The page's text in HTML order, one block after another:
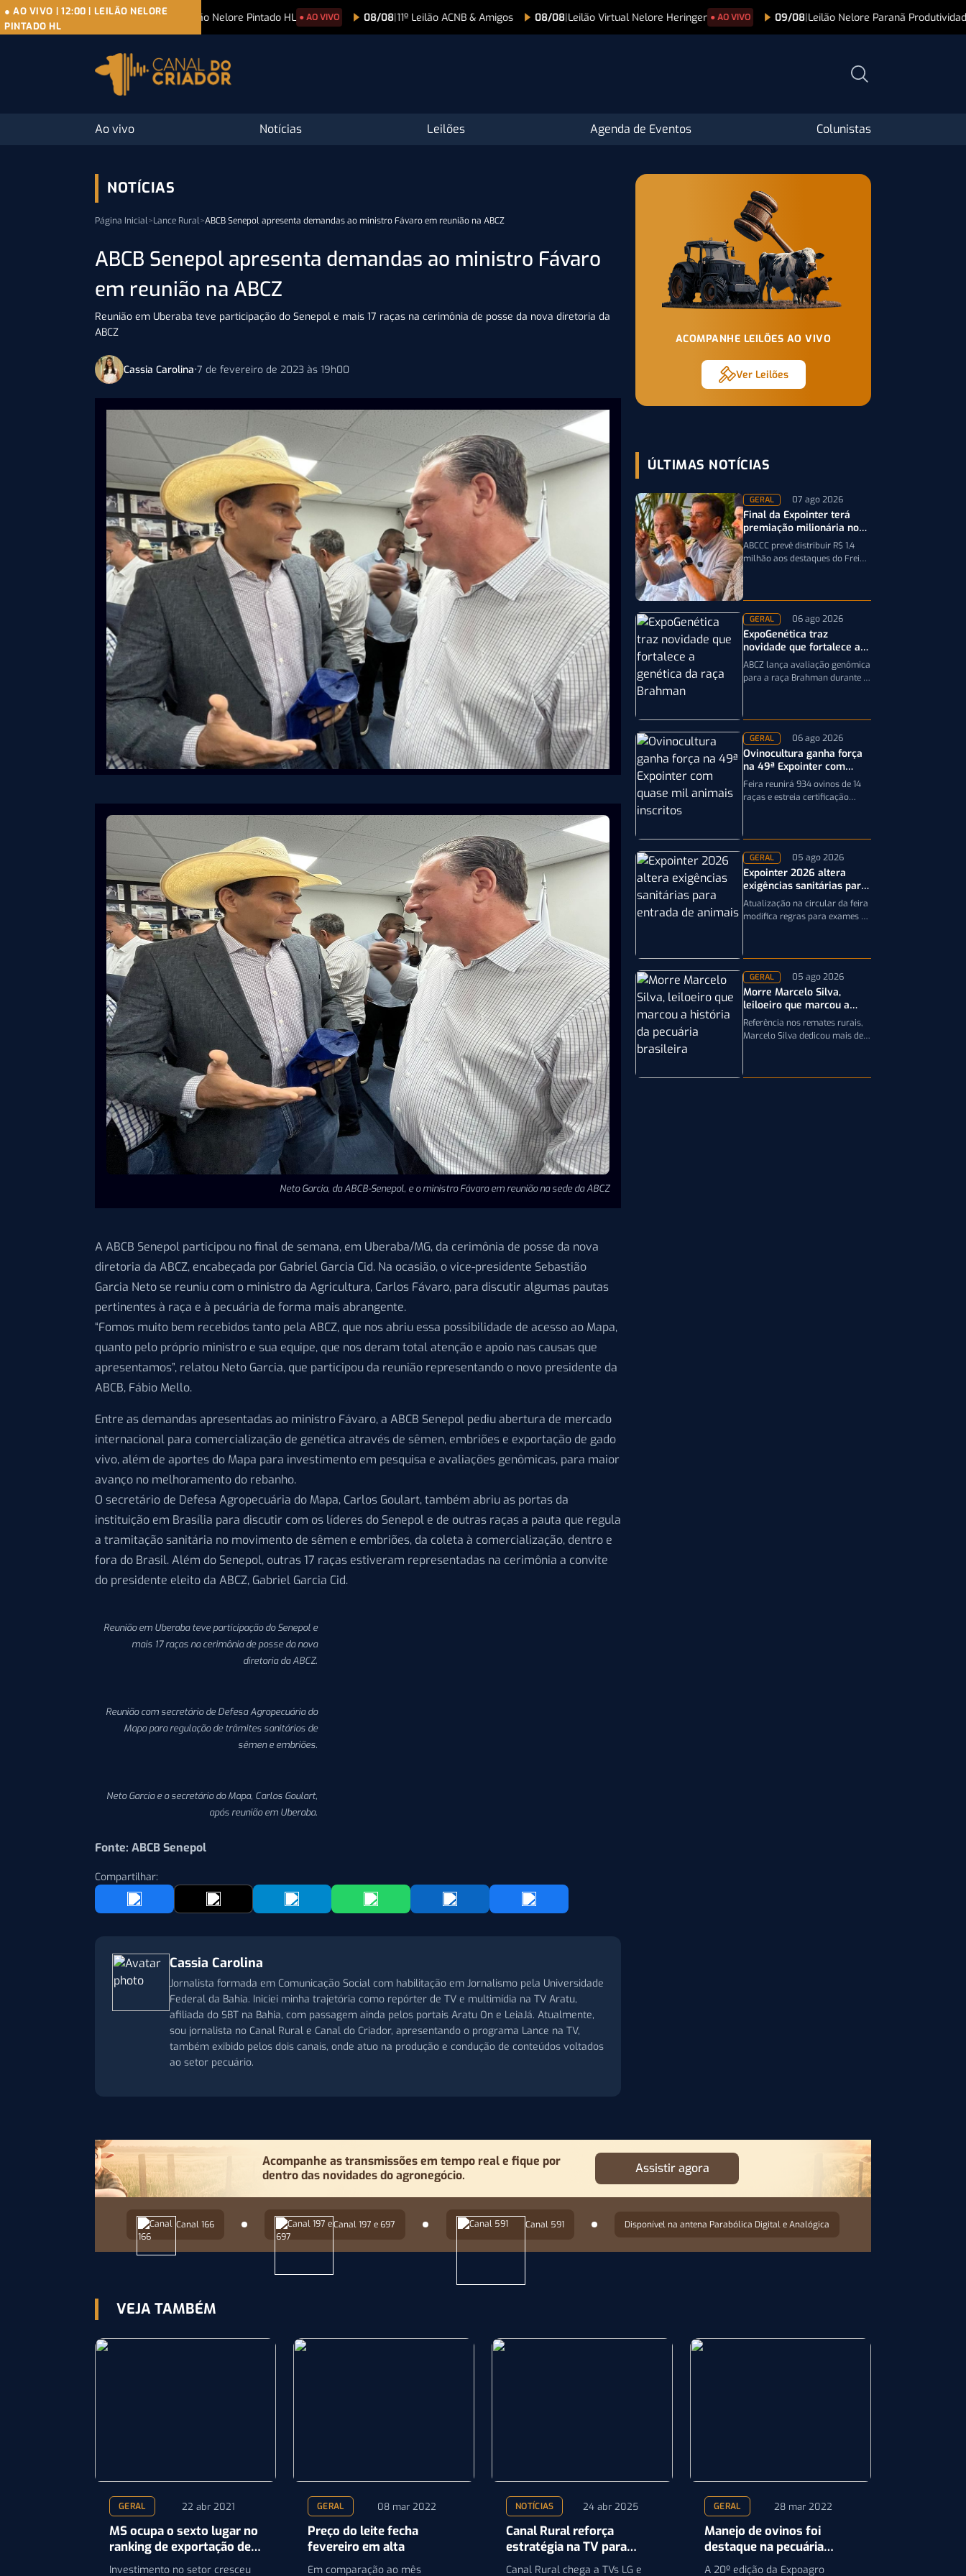
● AO VIVO | 12:00 | LEILÃO NELORE
PINTADO HL
08/08| Leilão Nelore Pintado HL ● AO VIVO 08/08|11º Leilão ACNB & Amigos 08/08| Leilão Virtual Nelore Heringer ● AO VIVO 09/08|Leilão Nelore Paranã Produtividade – Etapa Fêmeas
Ao vivo Notícias Leilões Agenda de Eventos Colunistas
NOTÍCIAS
Página Inicial>Lance Rural>ABCB Senepol apresenta demandas ao ministro Fávaro em reunião na ABCZ
ABCB Senepol apresenta demandas ao ministro Fávaro
em reunião na ABCZ
Reunião em Uberaba teve participação do Senepol e mais 17 raças na cerimônia de posse da nova diretoria da
ABCZ
Cassia Carolina•7 de fevereiro de 2023 às 19h00
Neto Garcia, da ABCB-Senepol, e o ministro Fávaro em reunião na sede da ABCZ
A ABCB Senepol participou no final de semana, em Uberaba/MG, da cerimônia de posse da nova
diretoria da ABCZ, encabeçada por Gabriel Garcia Cid. Na ocasião, o vice-presidente Sebastião
Garcia Neto se reuniu com o ministro da Agricultura, Carlos Fávaro, para discutir algumas pautas
pertinentes à raça e à pecuária de forma mais abrangente.
“Fomos muito bem recebidos tanto pela ABCZ, que nos abriu essa possibilidade de acesso ao Mapa,
quanto pelo próprio ministro e sua equipe, que nos deram total atenção e apoio nas causas que
apresentamos”, relatou Neto Garcia, que participou da reunião representando o novo presidente da
ABCB, Fábio Mello.
Entre as demandas apresentadas ao ministro Fávaro, a ABCB Senepol pediu abertura de mercado
internacional para comercialização de genética através de sêmen, embriões e exportação de gado
vivo, além de aportes do Mapa para investimento em pesquisa e avaliações genômicas, para maior
avanço no melhoramento do rebanho.
O secretário de Defesa Agropecuária do Mapa, Carlos Goulart, também abriu as portas da
instituição em Brasília para discutir com os líderes do Senepol e de outras raças a pauta que regula
a tramitação sanitária no movimento de sêmen e embriões, da coleta à comercialização, dentro e
fora do Brasil. Além do Senepol, outras 17 raças estiveram representadas na cerimônia a convite
do presidente eleito da ABCZ, Gabriel Garcia Cid.
Reunião em Uberaba teve participação do Senepol e
mais 17 raças na cerimônia de posse da nova
diretoria da ABCZ.
Reunião com secretário de Defesa Agropecuária do
Mapa para regulação de trâmites sanitários de
sêmen e embriões.
Neto Garcia e o secretário do Mapa, Carlos Goulart,
após reunião em Uberaba.
Fonte: ABCB Senepol
Compartilhar:
Cassia Carolina
Jornalista formada em Comunicação Social com habilitação em Jornalismo pela Universidade
Federal da Bahia. Iniciei minha trajetória como repórter de TV e multimídia na TV Aratu,
afiliada do SBT na Bahia, com passagem ainda pelos portais Aratu On e LeiaJá. Atualmente,
sou jornalista no Canal Rural e Canal do Criador, apresentando o programa Lance na TV,
também exibido pelos dois canais, onde atuo na produção e condução de conteúdos voltados
ao setor pecuário.
ACOMPANHE LEILÕES AO VIVO
Ver Leilões
ÚLTIMAS NOTÍCIAS
GERAL 07 ago 2026
Final da Expointer terá
premiação milionária no
Freio de Ouro em 2027
ABCCC prevê distribuir R$ 1,4
milhão aos destaques do Freio
200 mil para…
GERAL 06 ago 2026
ExpoGenética traz
novidade que fortalece a
genética da raça Brahman
ABCZ lança avaliação genômica
para a raça Brahman durante a
dos rebanhos
GERAL 06 ago 2026
Ovinocultura ganha força
na 49ª Expointer com
quase mil animais
inscritos
Feira reunirá 934 ovinos de 14
raças e estreia certificação
GERAL 05 ago 2026
Expointer 2026 altera
exigências sanitárias para
entrada de animais;
entenda
Atualização na circular da feira
modifica regras para exames e
Expointer 2026
GERAL 05 ago 2026
Morre Marcelo Silva,
leiloeiro que marcou a
história da pecuária
brasileira
Referência nos remates rurais,
Marcelo Silva dedicou mais de
Crioulos,…
Acompanhe as transmissões em tempo real e fique por
dentro das novidades do agronegócio.
Assistir agora
Canal 166 Canal 197 e 697 Canal 591 Disponível na antena Parabólica Digital e Analógica
VEJA TAMBÉM
GERAL 22 abr 2021
MS ocupa o sexto lugar no
ranking de exportação de
carne suína
Investimento no setor cresceu
GERAL 08 mar 2022
Preço do leite fecha
fevereiro em alta
Em comparação ao mês
NOTÍCIAS 24 abr 2025
Canal Rural reforça
estratégia na TV para
transmissão de leilões
Canal Rural chega a TVs LG e
GERAL 28 mar 2022
Manejo de ovinos foi
destaque na pecuária
familiar no Espaço Casa
A 20º edição da Expoagro